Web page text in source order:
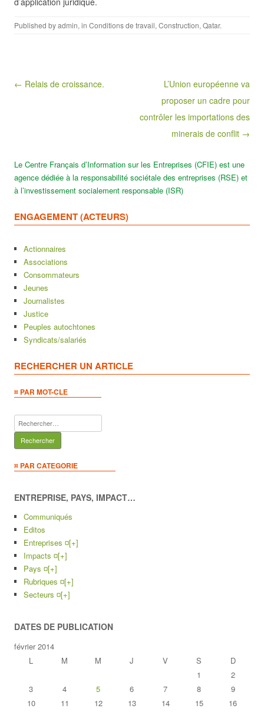
Published byadmin, in Conditions de travail, Construction, Qatar.
Post navigation
← Relais de croissance.
L’Union européenne va
proposer un cadre pour
contrôler les importations des
minerais de conflit →
Le Centre Français d’Information sur les Entreprises (CFIE) est une
agence dédiée à la responsabilité sociétale des entreprises (RSE) et
à l’investissement socialement responsable (ISR)
ENGAGEMENT (ACTEURS)
Actionnaires
Associations
Consommateurs
Jeunes
Journalistes
Justice
Peuples autochtones
Syndicats/salariés
RECHERCHER UN ARTICLE
¤ PAR MOT-CLE
Rechercher :
¤ PAR CATEGORIE
ENTREPRISE, PAYS, IMPACT…
Communiqués
Editos
Entreprises ¤[+]
Impacts ¤[+]
Pays ¤[+]
Rubriques ¤[+]
Secteurs ¤[+]
DATES DE PUBLICATION
février 2014
L
M M J V S
D
1
2
3
4 5 6 7 8
9
10
11 12 13 14 15
16